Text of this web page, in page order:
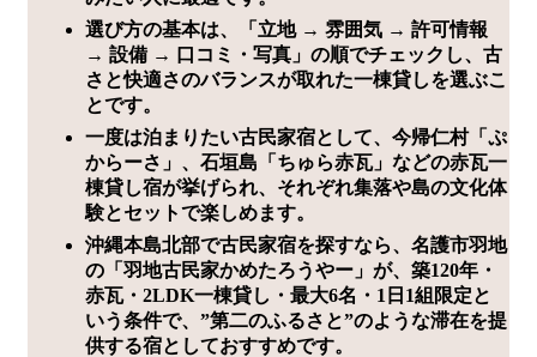
選び方の基本は、「立地 → 雰囲気 → 許可情報
→ 設備 → 口コミ・写真」の順でチェックし、古
さと快適さのバランスが取れた一棟貸しを選ぶこ
とです。
一度は泊まりたい古民家宿として、今帰仁村「ぷ
からーさ」、石垣島「ちゅら赤瓦」などの赤瓦一
棟貸し宿が挙げられ、それぞれ集落や島の文化体
験とセットで楽しめます。
沖縄本島北部で古民家宿を探すなら、名護市羽地
の「羽地古民家かめたろうやー」が、築120年・
赤瓦・2LDK一棟貸し・最大6名・1日1組限定と
いう条件で、”第二のふるさと”のような滞在を提
供する宿としておすすめです。